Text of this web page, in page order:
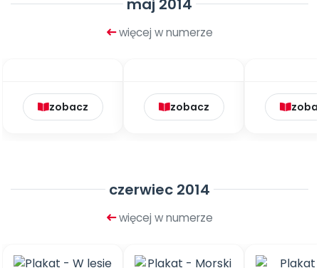
maj 2014
więcej w numerze
zobacz zobacz
czerwiec 2014
więcej w numerze